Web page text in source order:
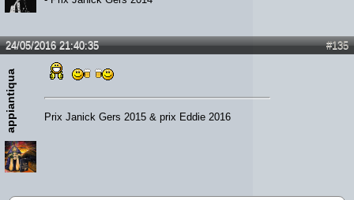
#135
24/05/2016 21:40:35
appiantiqua Prix Janick Gers 2015 & prix Eddie 2016